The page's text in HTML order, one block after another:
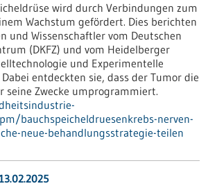
wird durch Verbindungen zum
Wachstum gefördert. Dies berichten
und Wissenschaftler vom Deutschen
(DKFZ) und vom Heidelberger
und Experimentelle
Dabei entdeckten sie, dass der Tumor die
seine Zwecke umprogrammiert.
bauchspeicheldruesenkrebs-nerven-
neue-behandlungsstrategie-teilen